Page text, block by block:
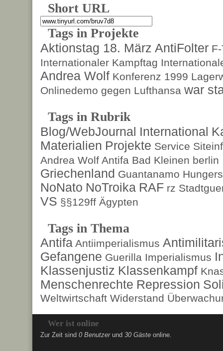
Short URL
Tags in Projekte
Aktionstag 18. März AntiFolter
Internationaler Kampftag
Andrea Wolf Konferenz 1999
Onlinedemo gegen Lufthansa war
Tags in Rubrik
Blog/WebJournal International
Materialien Projekte Service
Andrea Wolf Antifa Bad Kleinen berlin
Griechenland Guantanamo
NoNato NoTroika RAF rz
VS §§129ff Ägypten
Tags in Thema
Antifa Antiimperialismus
Gefangene Guerilla Imperialismus
Klassenjustiz Klassenkampf
Menschenrechte Repression
Weltwirtschaft Widerstand
Wer ist online
Zur Zeit sind 0 Benutzerund 30 Gäste online.